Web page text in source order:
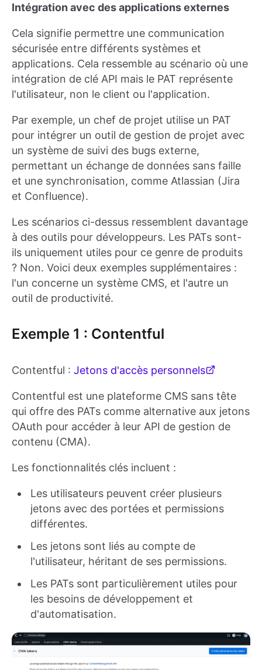
Intégration avec des applications externes
Cela signifie permettre une communication
sécurisée entre différents systèmes et
applications. Cela ressemble au scénario où une
intégration de clé API mais le PAT représente
l'utilisateur, non le client ou l'application.
Par exemple, un chef de projet utilise un PAT
pour intégrer un outil de gestion de projet avec
un système de suivi des bugs externe,
permettant un échange de données sans faille
et une synchronisation, comme Atlassian (Jira
et Confluence).
Les scénarios ci-dessus ressemblent davantage
à des outils pour développeurs. Les PATs sont-
ils uniquement utiles pour ce genre de produits
? Non. Voici deux exemples supplémentaires :
l'un concerne un système CMS, et l'autre un
outil de productivité.
Exemple 1 : Contentful
Contentful : Jetons d'accès personnels
Contentful est une plateforme CMS sans tête
qui offre des PATs comme alternative aux jetons
OAuth pour accéder à leur API de gestion de
contenu (CMA).
Les fonctionnalités clés incluent :
Les utilisateurs peuvent créer plusieurs
jetons avec des portées et permissions
différentes.
Les jetons sont liés au compte de
l'utilisateur, héritant de ses permissions.
Les PATs sont particulièrement utiles pour
les besoins de développement et
d'automatisation.